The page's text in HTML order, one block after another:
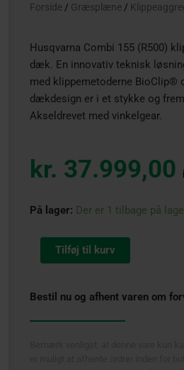
Forside / Græsplæne /
Husqvarna Combi 155 (R500)
dæk. En innovativ teknisk
med klippemetoderne BioClip®
dækdesign er i et stykke og
Akseldrevet med vinkelgear.
kr. 37.999,00
På lager: Der er 1 tilbage på
Husqvarna
(R500)
antal
Tilføj til kurv
Bestil nu og afhent varen om